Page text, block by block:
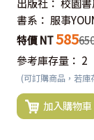
出版社： 校園
書系： 服事
特價 NT585
參考庫存量： 2
(可訂購商品，若庫
加入購物車